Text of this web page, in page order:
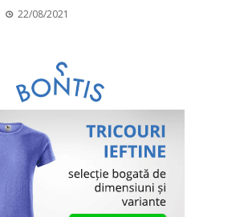
22/08/2021